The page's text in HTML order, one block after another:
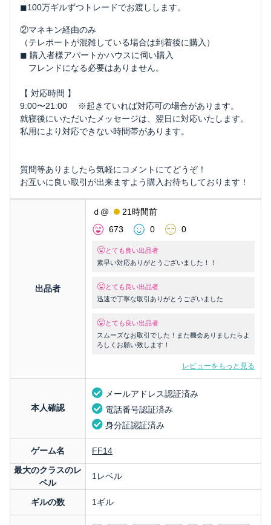
◼︎100万ギルずつトレードでお渡しします。
②マネキン経由のみ
（テレポートが混雑している場合は到着後に購入）
◼︎ 購入者様アパートかハウスに伺い購入
フレンドになる必要はありません。
【 対応時間 】
9:00〜21:00 ※起きていれば対応可の場合があります。
就寝後にいただいたメッセージは、翌日に対応いたします。
私用により対応できない時間帯があります。
質問等ありましたら気軽にコメントにてどうぞ！
お互いに良い取引が出来ますよう購入お待ちしております！
出品者
ｄ@
21時間前
673
0 0
とても良い出品者
素早い対応ありがとうございました！！
とても良い出品者
迅速で丁寧な取引ありがとうございました
とても良い出品者
スムーズなお取引でした！また機会ありましたらよ
ろしくお願い致します！
レビューをもっと見る
本人確認
メールアドレス認証済み
電話番号認証済み
身分証認証済み
ゲーム名
FF14
最大のクラスのレ
ベル
1レベル
ギルの数 1ギル